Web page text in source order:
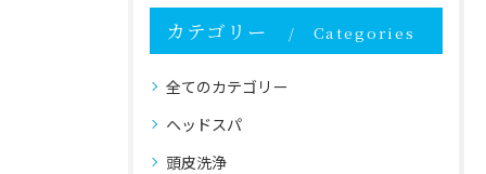
カテゴリー Categories
全てのカテゴリー
ヘッドスパ
頭皮洗浄